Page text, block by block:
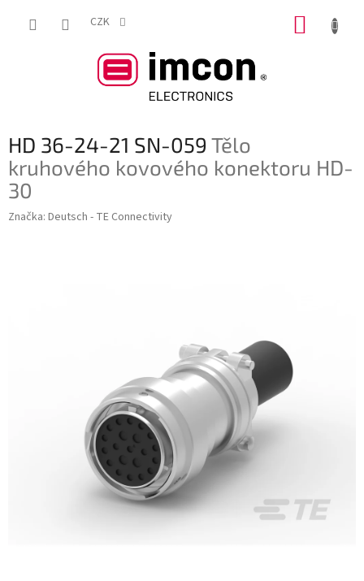
CZK
HD 36-24-21 SN-059 Tělo
kruhového kovového konektoru HD-
30
Značka: Deutsch - TE Connectivity